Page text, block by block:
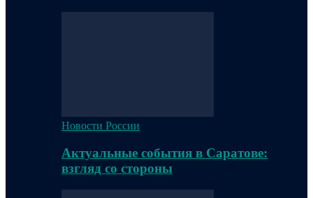
Новости России
Актуальные события в Саратове:
взгляд со стороны